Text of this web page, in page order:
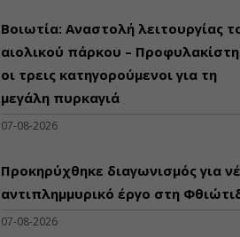
Βοιωτία: Αναστολή λειτουργίας
αιολικού πάρκου –
οι τρεις κατηγορούμενοι για τη
μεγάλη πυρκαγιά
07-08-2026
Προκηρύχθηκε διαγωνισμός για
αντιπλημμυρικό έργο στη
07-08-2026
Εισηγητής:
Τιμή από:
Διάρκεια: 14